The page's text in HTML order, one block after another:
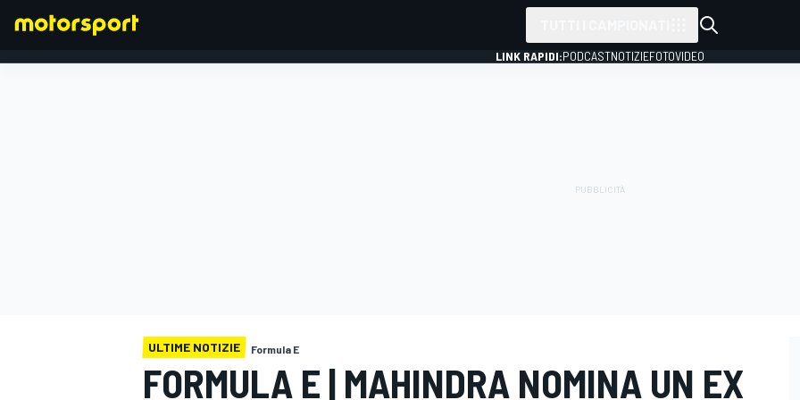
LINK RAPIDI:PODCASTNOTIZIEFOTOVIDEO
ULTIME NOTIZIE Formula E
FORMULA E | MAHINDRA NOMINA UN EX